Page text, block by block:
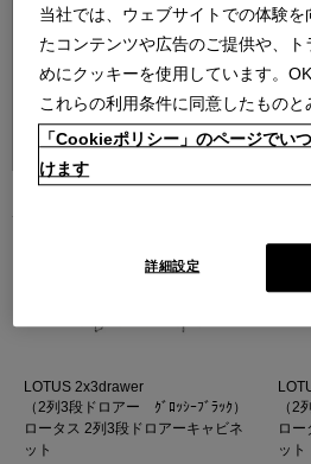
並べ替え：
LOTUS 2x3drawer
（2列3段ドロアー ｸﾞﾛｯｼｰﾌﾞﾗｯｸ）
ロータス 2列3段ドロアーキャビネ
ット
（2
ロ
ット
当社では、ウェブサイトでの体験
たコンテンツや広告のご提供や、
めにクッキーを使用しています。
これらの利用条件に同意したものと
「Cookieポリシー」のページでい
けます
詳細設定